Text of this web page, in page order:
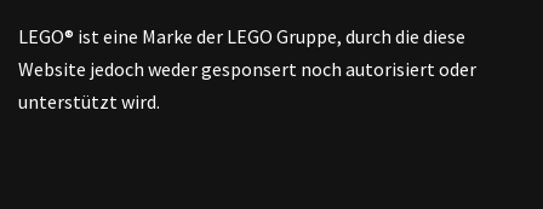
LEGO® ist eine Marke der LEGO Gruppe, durch die diese
Website jedoch weder gesponsert noch autorisiert oder
unterstützt wird.